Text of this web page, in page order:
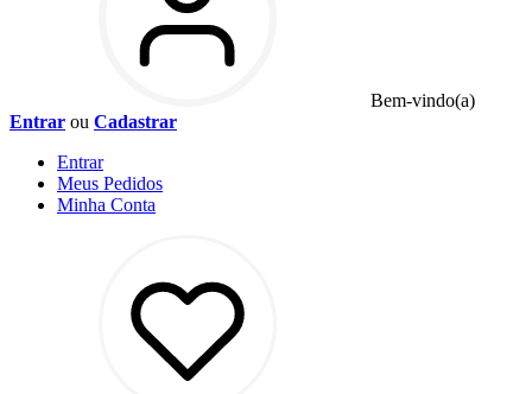
Bem-vindo(a)
Entrar ou Cadastrar
Entrar
Meus Pedidos
Minha Conta